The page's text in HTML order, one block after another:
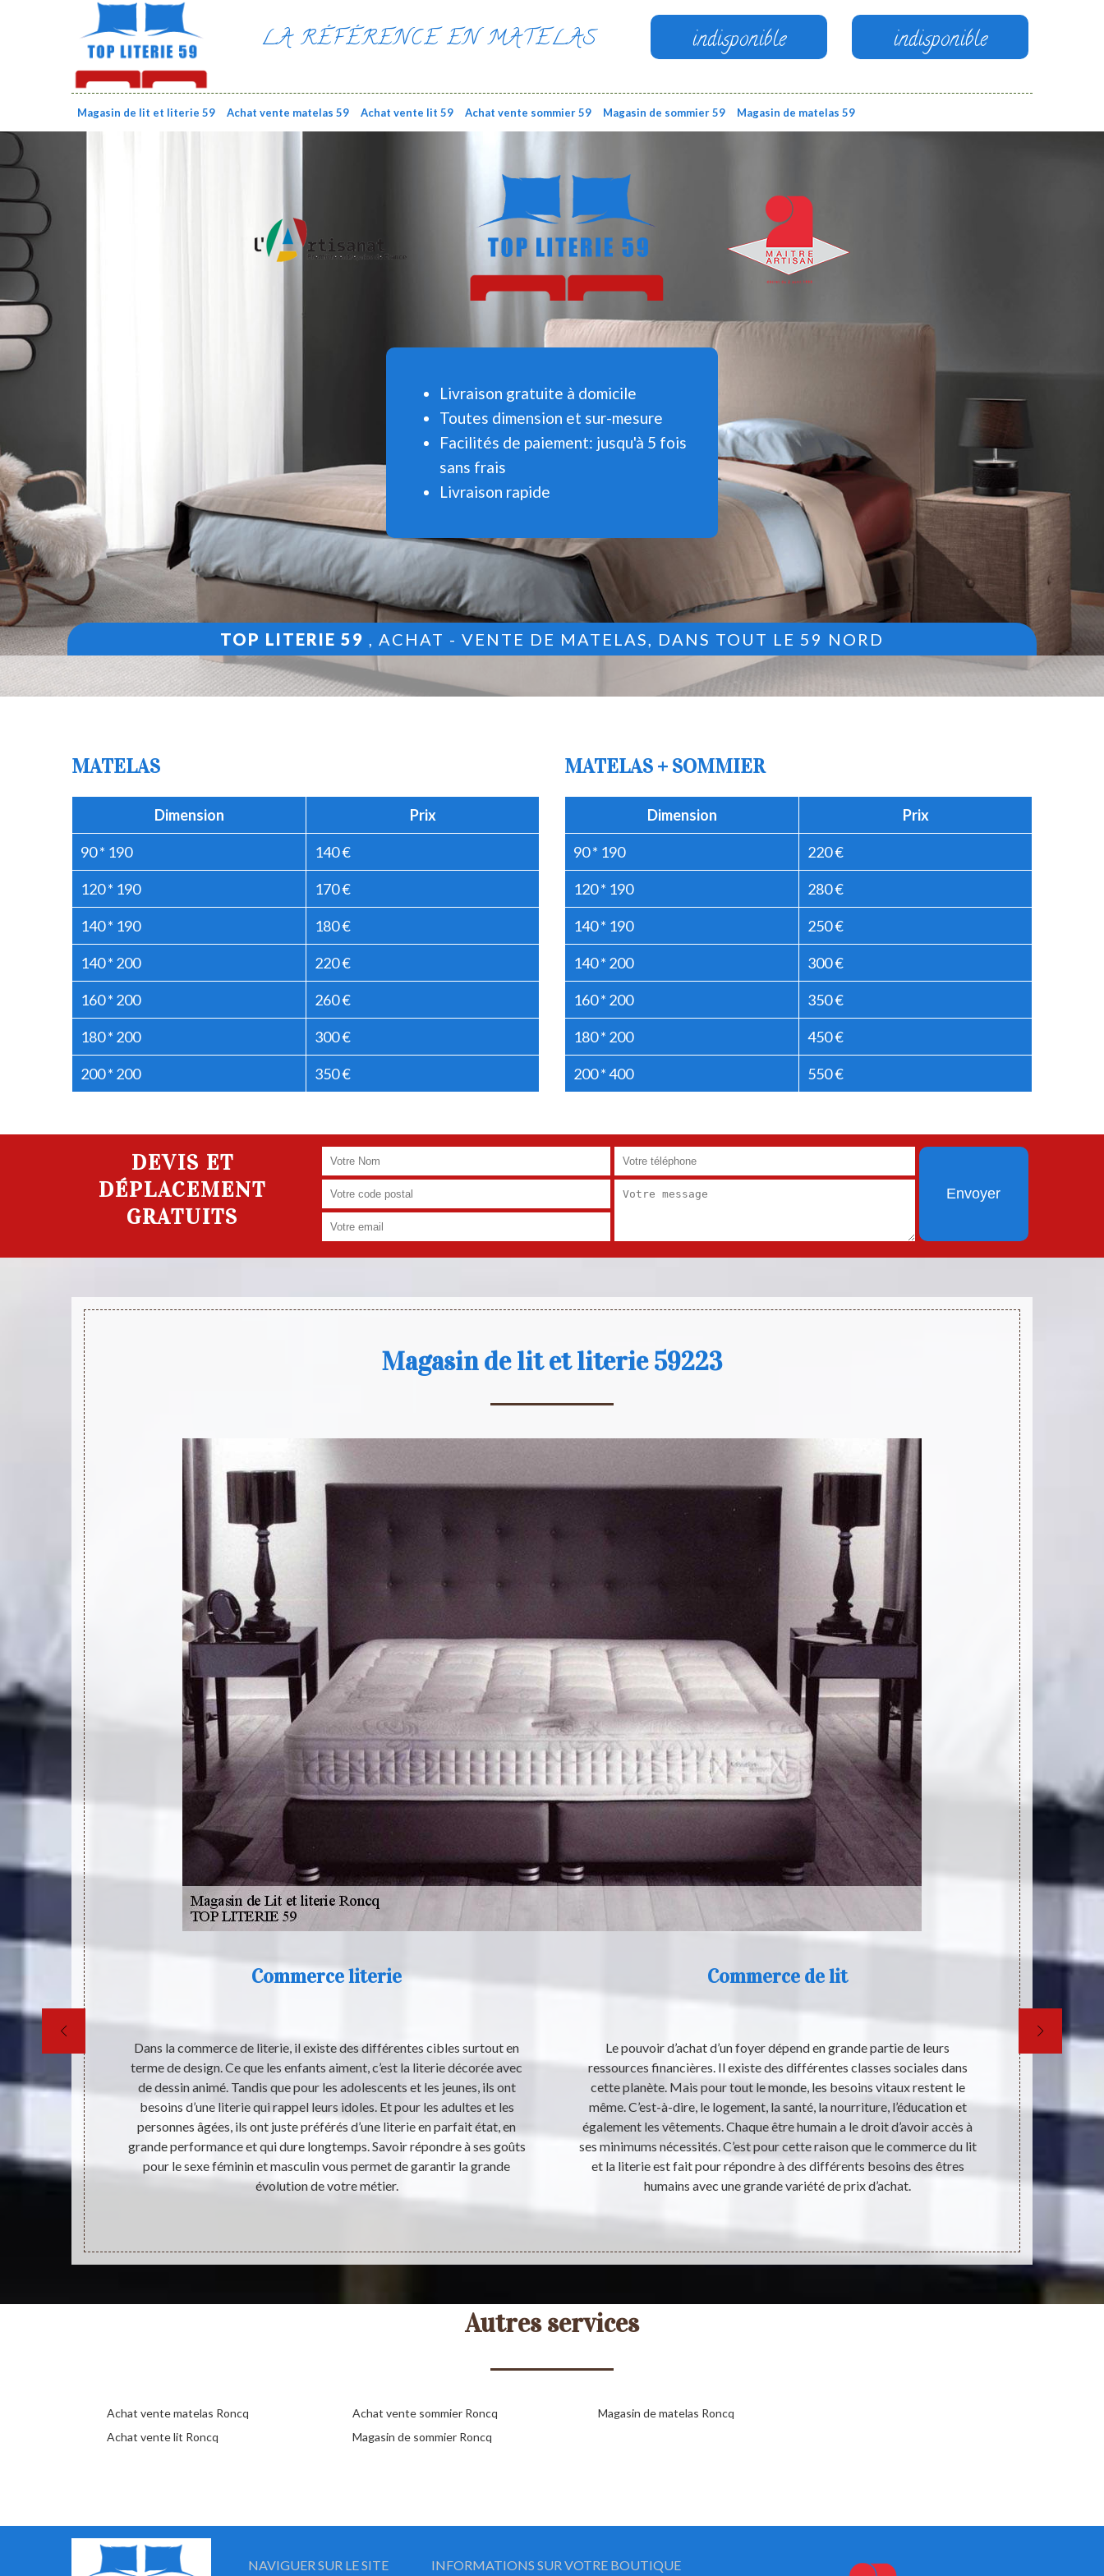
LA RÉFÉRENCE EN MATELAS indisponible indisponible
Magasin de lit et literie 59 Achat vente matelas 59 Achat vente lit 59 Achat vente sommier 59 Magasin de sommier 59 Magasin de matelas 59
Livraison gratuite à domicile
Toutes dimension et sur-mesure
Facilités de paiement: jusqu'à 5 fois
sans frais
Livraison rapide
TOP LITERIE 59 , ACHAT - VENTE DE MATELAS, DANS TOUT LE 59 NORD
MATELAS
Dimension Prix
90 * 190 140 €
120 * 190 170 €
140 * 190 180 €
140 * 200 220 €
160 * 200 260 €
180 * 200 300 €
200 * 200 350 €
MATELAS + SOMMIER
Dimension Prix
90 * 190 220 €
120 * 190 280 €
140 * 190 250 €
140 * 200 300 €
160 * 200 350 €
180 * 200 450 €
200 * 400 550 €
DEVIS ET
DÉPLACEMENT
GRATUITS
Magasin de lit et literie 59223
est capable
trouver
Commerce literie
Dans la commerce de literie, il existe des différentes cibles surtout en
terme de design. Ce que les enfants aiment, c’est la literie décorée avec
de dessin animé. Tandis que pour les adolescents et les jeunes, ils ont
besoins d’une literie qui rappel leurs idoles. Et pour les adultes et les
personnes âgées, ils ont juste préférés d’une literie en parfait état, en
grande performance et qui dure longtemps. Savoir répondre à ses goûts
pour le sexe féminin et masculin vous permet de garantir la grande
évolution de votre métier.
Commerce de lit
Le pouvoir d’achat d’un foyer dépend en grande partie de leurs
ressources financières. Il existe des différentes classes sociales dans
cette planète. Mais pour tout le monde, les besoins vitaux restent le
même. C’est-à-dire, le logement, la santé, la nourriture, l’éducation et
également les vêtements. Chaque être humain a le droit d’avoir accès à
ses minimums nécessités. C’est pour cette raison que le commerce du lit
et la literie est fait pour répondre à des différents besoins des êtres
humains avec une grande variété de prix d’achat.
Les literies
qualité de la
Autres services
Achat vente matelas Roncq
Achat vente lit Roncq
Achat vente sommier Roncq
Magasin de sommier Roncq
Magasin de matelas Roncq
NAVIGUER SUR LE SITE INFORMATIONS SUR VOTRE BOUTIQUE